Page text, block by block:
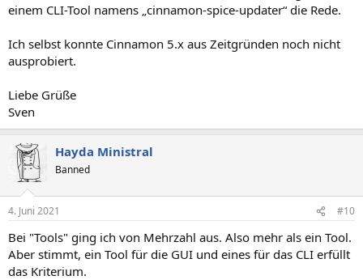
einem CLI-Tool namens „cinnamon-spice-updater“ die Rede.
Ich selbst konnte Cinnamon 5.x aus Zeitgründen noch nicht
ausprobiert.
Liebe Grüße
Sven
Hayda Ministral
Banned
4. Juni 2021 #10
Bei "Tools" ging ich von Mehrzahl aus. Also mehr als ein Tool.
Aber stimmt, ein Tool für die GUI und eines für das CLI erfüllt
das Kriterium.